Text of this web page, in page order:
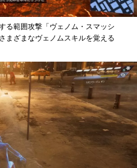
る範囲攻撃「ヴェノム・スマッシ
まざまなヴェノムスキルを覚える